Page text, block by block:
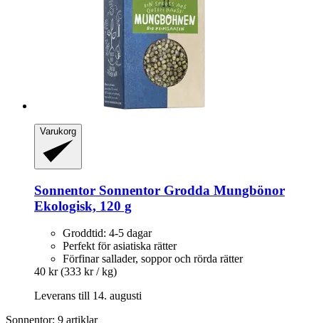
Varukorg
Sonnentor Sonnentor Grodda Mungbönor
Ekologisk, 120 g
Groddtid: 4-5 dagar
Perfekt för asiatiska rätter
Förfinar sallader, soppor och rörda rätter
40 kr (333 kr / kg)
Leverans till 14. augusti
Sonnentor: 9 artiklar